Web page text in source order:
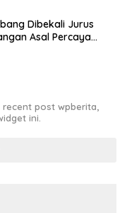
Dibekali Jurus
Asal Percaya
post wpberita,
ini.